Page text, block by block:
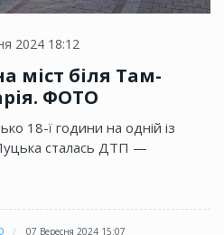
2024 18:12
міст біля Там-
ФОТО
18-ї години на одній із
сталась ДТП —
07 Вересня 2024 15:07